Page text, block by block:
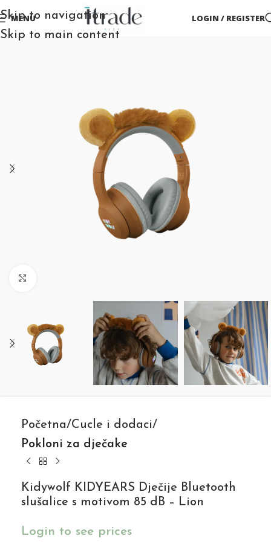
Skip to navigation
Skip to main content
MENU LOGIN / REGISTER
Početna Cucle i dodaci
Pokloni za dječake
Kidywolf KIDYEARS Dječije Bluetooth
slušalice s motivom 85 dB – Lion
Login to see prices